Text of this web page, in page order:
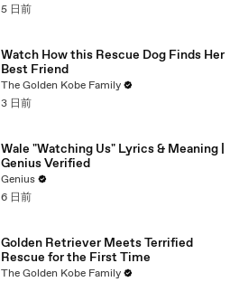
5 日前
Watch How this Rescue Dog Finds Her
Best Friend
The Golden Kobe Family
3 日前
Wale "Watching Us" Lyrics & Meaning |
Genius Verified
Genius
6 日前
Golden Retriever Meets Terrified
Rescue for the First Time
The Golden Kobe Family